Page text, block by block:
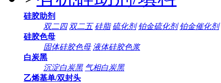
硅胶助剂
双二四 双二五 硅脂 硫化剂 铂金硫化剂 铂金催化剂
硅胶色母
固体硅胶色母 液体硅胶色浆
白炭黑
沉淀白炭黑 气相白炭黑
乙烯基单/双封头